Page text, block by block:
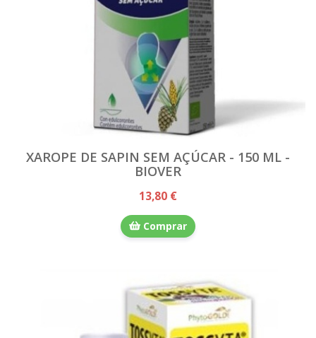
XAROPE DE SAPIN SEM AÇÚCAR - 150 ML -
BIOVER
13,80 €
Comprar